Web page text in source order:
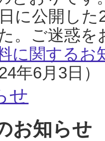
に公開し
。ご迷惑
に関するお
年6月3日）
せ
お知らせ